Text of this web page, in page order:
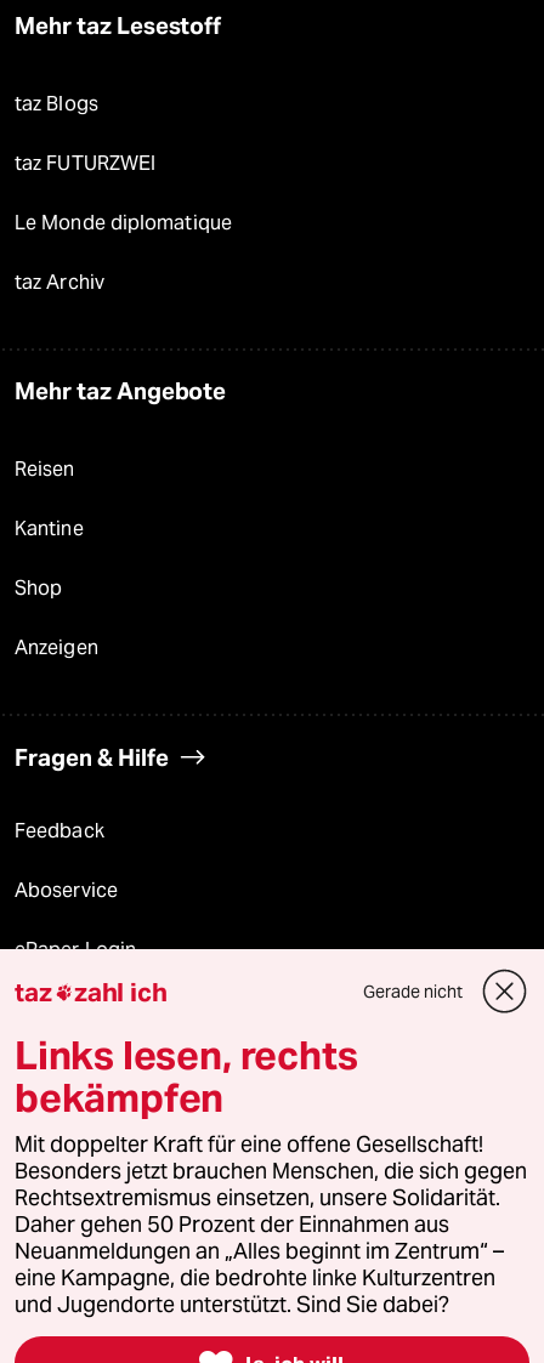
Mehr taz Lesestoff
taz Blogs
taz FUTURZWEI
Le Monde diplomatique
taz Archiv
Mehr taz Angebote
Reisen
Kantine
Shop
Anzeigen
Fragen & Hilfe
Feedback
Aboservice
ePaper Login
Downloads für Abonnierende
© 2026 taz Verlags und Vertriebs GmbH
Alle Rechte vorbehalten. Bei rechtlichen Fragen oder für Genehmigungen
wenden Sie sich bitte an
lizenzen@taz.de
Feedback Redaktionsstatut Kommune-Richtlinien
Leitlinie Informant Datenschutz Impressum AGB
Seitenwende Einwilligungen widerrufen (Ads)
taz zahl ich Gerade nicht
Links lesen, rechts
bekämpfen
Mit doppelter Kraft für eine offene Gesellschaft!
Besonders jetzt brauchen Menschen, die sich gegen
Rechtsextremismus einsetzen, unsere Solidarität.
Daher gehen 50 Prozent der Einnahmen aus
Neuanmeldungen an „Alles beginnt im Zentrum“ –
eine Kampagne, die bedrohte linke Kulturzentren
und Jugendorte unterstützt. Sind Sie dabei?